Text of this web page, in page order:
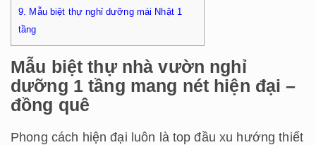
9.
Mẫu biệt thự nghỉ dưỡng mái Nhật 1
tầng
Mẫu biệt thự nhà vườn nghỉ
dưỡng 1 tầng mang nét hiện đại –
đồng quê
Phong cách hiện đại luôn là top đầu xu hướng thiết